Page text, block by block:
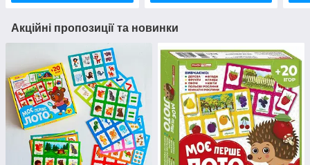
Акційні пропозиції та новинки